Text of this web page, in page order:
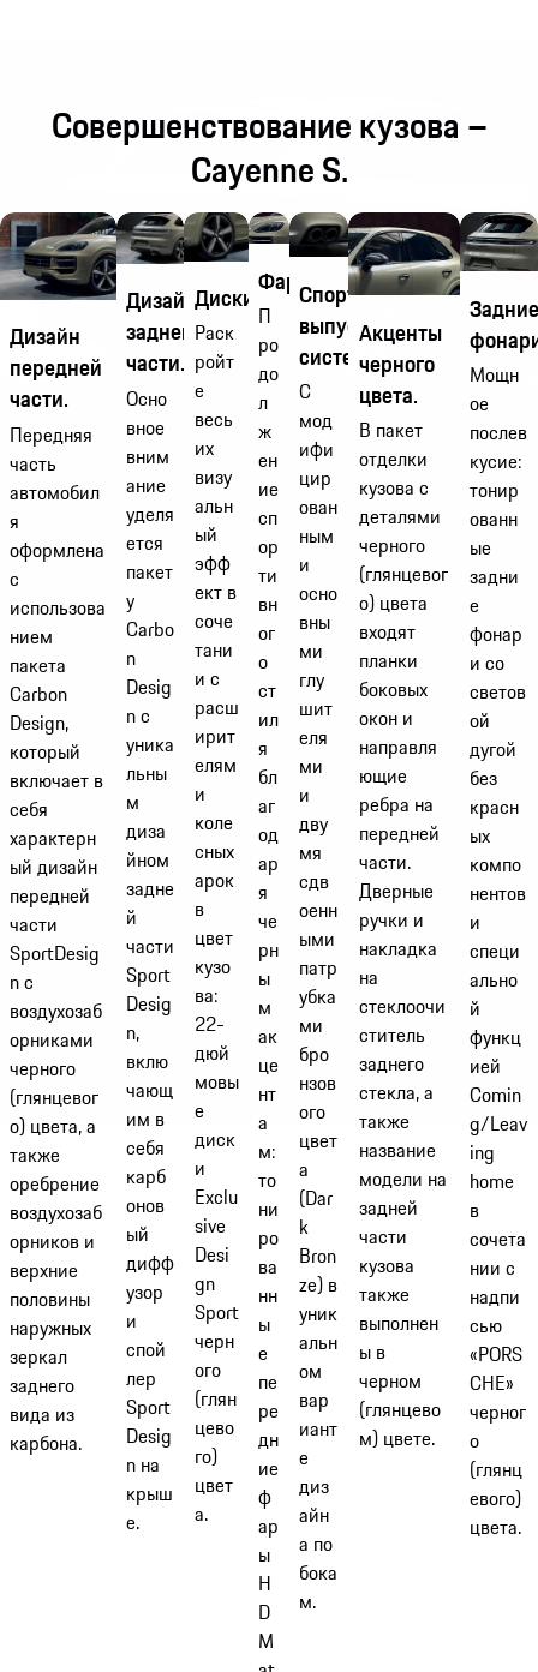
Совершенствование кузова –
Cayenne S.
Дизайн
передней
части.
Передняя
часть
автомобил
я
оформлена
с
использова
нием
пакета
Carbon
Design,
который
включает в
себя
характерн
ый дизайн
передней
части
SportDesig
n с
воздухозаб
орниками
черного
(глянцевог
о) цвета, а
также
оребрение
воздухозаб
орников и
верхние
половины
наружных
зеркал
заднего
вида из
карбона.
Дизайн
задней
части.
Осно
вное
вним
ание
уделя
ется
пакет
у
Carbo
n
Desig
n с
уника
льны
м
диза
йном
задне
й
части
Sport
Desig
n,
вклю
чающ
им в
себя
карб
онов
ый
дифф
узор
и
спой
лер
Sport
Desig
n на
крыш
е.
Диски.
Раск
ройт
е
весь
их
визу
альн
ый
эфф
ект в
соче
тани
и с
расш
ирит
елям
и
коле
сных
арок
в
цвет
кузо
ва:
22-
дюй
мовы
е
диск
и
Exclu
sive
Desi
gn
Sport
черн
ого
(глян
цево
го)
цвет
а.
Фары.
П
ро
до
л
ж
ен
ие
сп
ор
ти
вн
ог
о
ст
ил
я
бл
аг
од
ар
я
че
рн
ы
м
ак
це
нт
а
м:
то
ни
ро
ва
нн
ы
е
пе
ре
дн
ие
ф
ар
ы
H
D
M
Спортивная
выпускная
система.
С
мод
ифи
цир
ован
ным
и
осно
вны
ми
глу
шит
еля
ми
и
дву
мя
сдв
оенн
ыми
патр
убка
ми
бро
нзов
ого
цвет
а
(Dar
k
Bron
ze) в
уник
альн
ом
вар
иант
е
диз
айн
а по
бока
м.
Акценты
черного
цвета.
В пакет
отделки
кузова с
деталями
черного
(глянцевог
о) цвета
входят
планки
боковых
окон и
направля
ющие
ребра на
передней
части.
Дверные
ручки и
накладка
на
стеклоочи
ститель
заднего
стекла, а
также
название
модели на
задней
части
кузова
также
выполнен
ы в
черном
(глянцево
м) цвете.
Задние
Мощн
ое
послев
кусие:
тонир
ованн
ые
задни
е
фонар
и со
светов
ой
дугой
без
красн
ых
компо
нентов
и
специ
ально
й
функц
ией
Comin
g/Leav
ing
home
в
сочета
нии с
надпи
сью
«PORS
CHE»
черног
о
(глянц
евого)
цвета.